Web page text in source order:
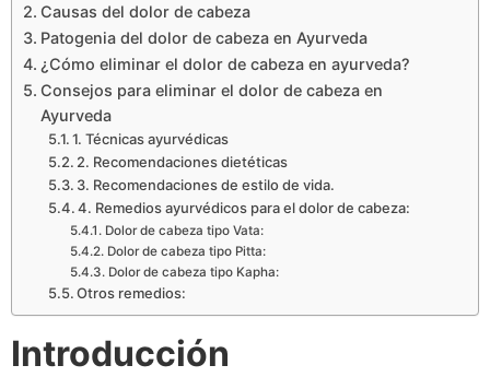
Causas del dolor de cabeza
Patogenia del dolor de cabeza en Ayurveda
¿Cómo eliminar el dolor de cabeza en ayurveda?
Consejos para eliminar el dolor de cabeza en
Ayurveda
1. Técnicas ayurvédicas
2. Recomendaciones dietéticas
3. Recomendaciones de estilo de vida.
4. Remedios ayurvédicos para el dolor de cabeza:
Dolor de cabeza tipo Vata:
Dolor de cabeza tipo Pitta:
Dolor de cabeza tipo Kapha:
Otros remedios:
Introducción